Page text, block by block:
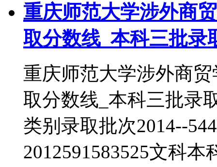
重庆师范大学涉外商
取分数线_本科三批录
重庆师范大学涉外商
取分数线_本科三批录
类别录取批次2014--
2012591583525文科